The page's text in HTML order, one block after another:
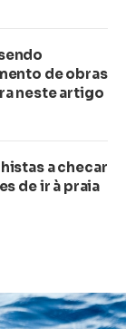
de obras
neste artigo
a checar
de ir à praia